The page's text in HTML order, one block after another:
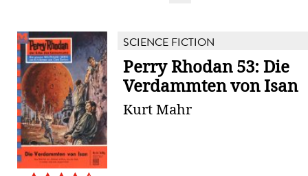
SCIENCE FICTION
Perry Rhodan 53: Die
Verdammten von Isan
Kurt Mahr